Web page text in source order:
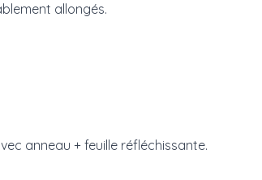
allongés.
anneau + feuille réfléchissante.